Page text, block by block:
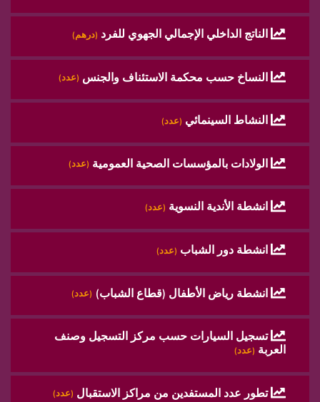
الناتج الداخلي الإجمالي الجهوي للفرد (درهم)
النساخ حسب محكمة الاستئناف والجنس (عدد)
النشاط السينمائي (عدد)
الولادات بالمؤسسات الصحية العمومية (عدد)
انشطة الأندية النسوية (عدد)
انشطة دور الشباب (عدد)
انشطة رياض الأطفال (قطاع الشباب) (عدد)
تسجيل السيارات حسب مركز التسجيل وصنف
العربة (عدد)
تطور عدد المستفدين من مراكز الاستقبال (عدد)